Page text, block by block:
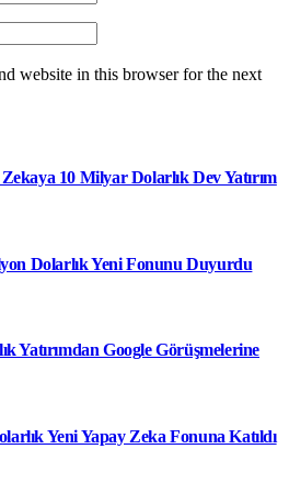
website in this browser for the next
10 Milyar Dolarlık Dev Yatırım
Dolarlık Yeni Fonunu Duyurdu
Yatırımdan Google Görüşmelerine
Yeni Yapay Zeka Fonuna Katıldı